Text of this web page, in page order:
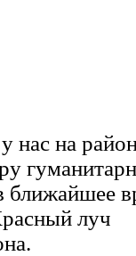
нас на
ближайшее
луч